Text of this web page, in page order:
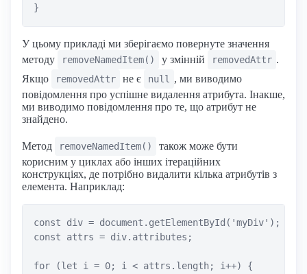
У цьому прикладі ми зберігаємо повернуте значення
методу
removeNamedItem() у змінній removedAttr .
Якщо
removedAttr не є null , ми виводимо
повідомлення про успішне видалення атрибута. Інакше,
ми виводимо повідомлення про те, що атрибут не
знайдено.
Метод removeNamedItem()
також може бути
корисним у циклах або інших ітераційних
конструкціях, де потрібно видалити кілька атрибутів з
елемента. Наприклад:
const div = document.getElementById('myDiv');
const attrs = div.attributes;
for (let i = 0; i < attrs.length; i++) {